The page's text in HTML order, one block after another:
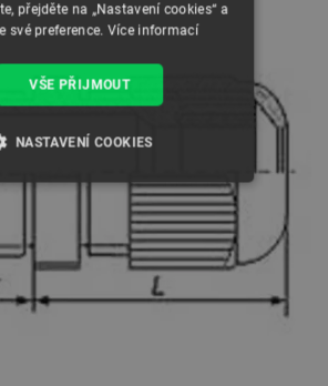
přejděte na „Nastavení cookies“ a
své preference. Více informací
VŠE PŘIJMOUT
NASTAVENÍ COOKIES
NUTNÉ SOUBORY
SOUBORY
CÍLENÍ